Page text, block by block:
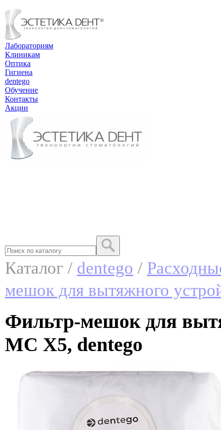
Лабораториям
Клиникам
Оптика
Гигиена
dentego
Обучение
Контакты
Акции
Каталог / dentego /
мешок для вытяжного
Фильтр-мешок для
MC X5, dentego